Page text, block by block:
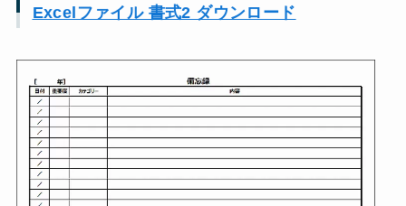
Excelファイル 書式2 ダウンロード